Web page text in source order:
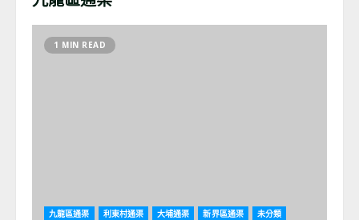
1 MIN READ
九龍區通渠 利東村通渠 大埔通渠 新界區通渠 未分類